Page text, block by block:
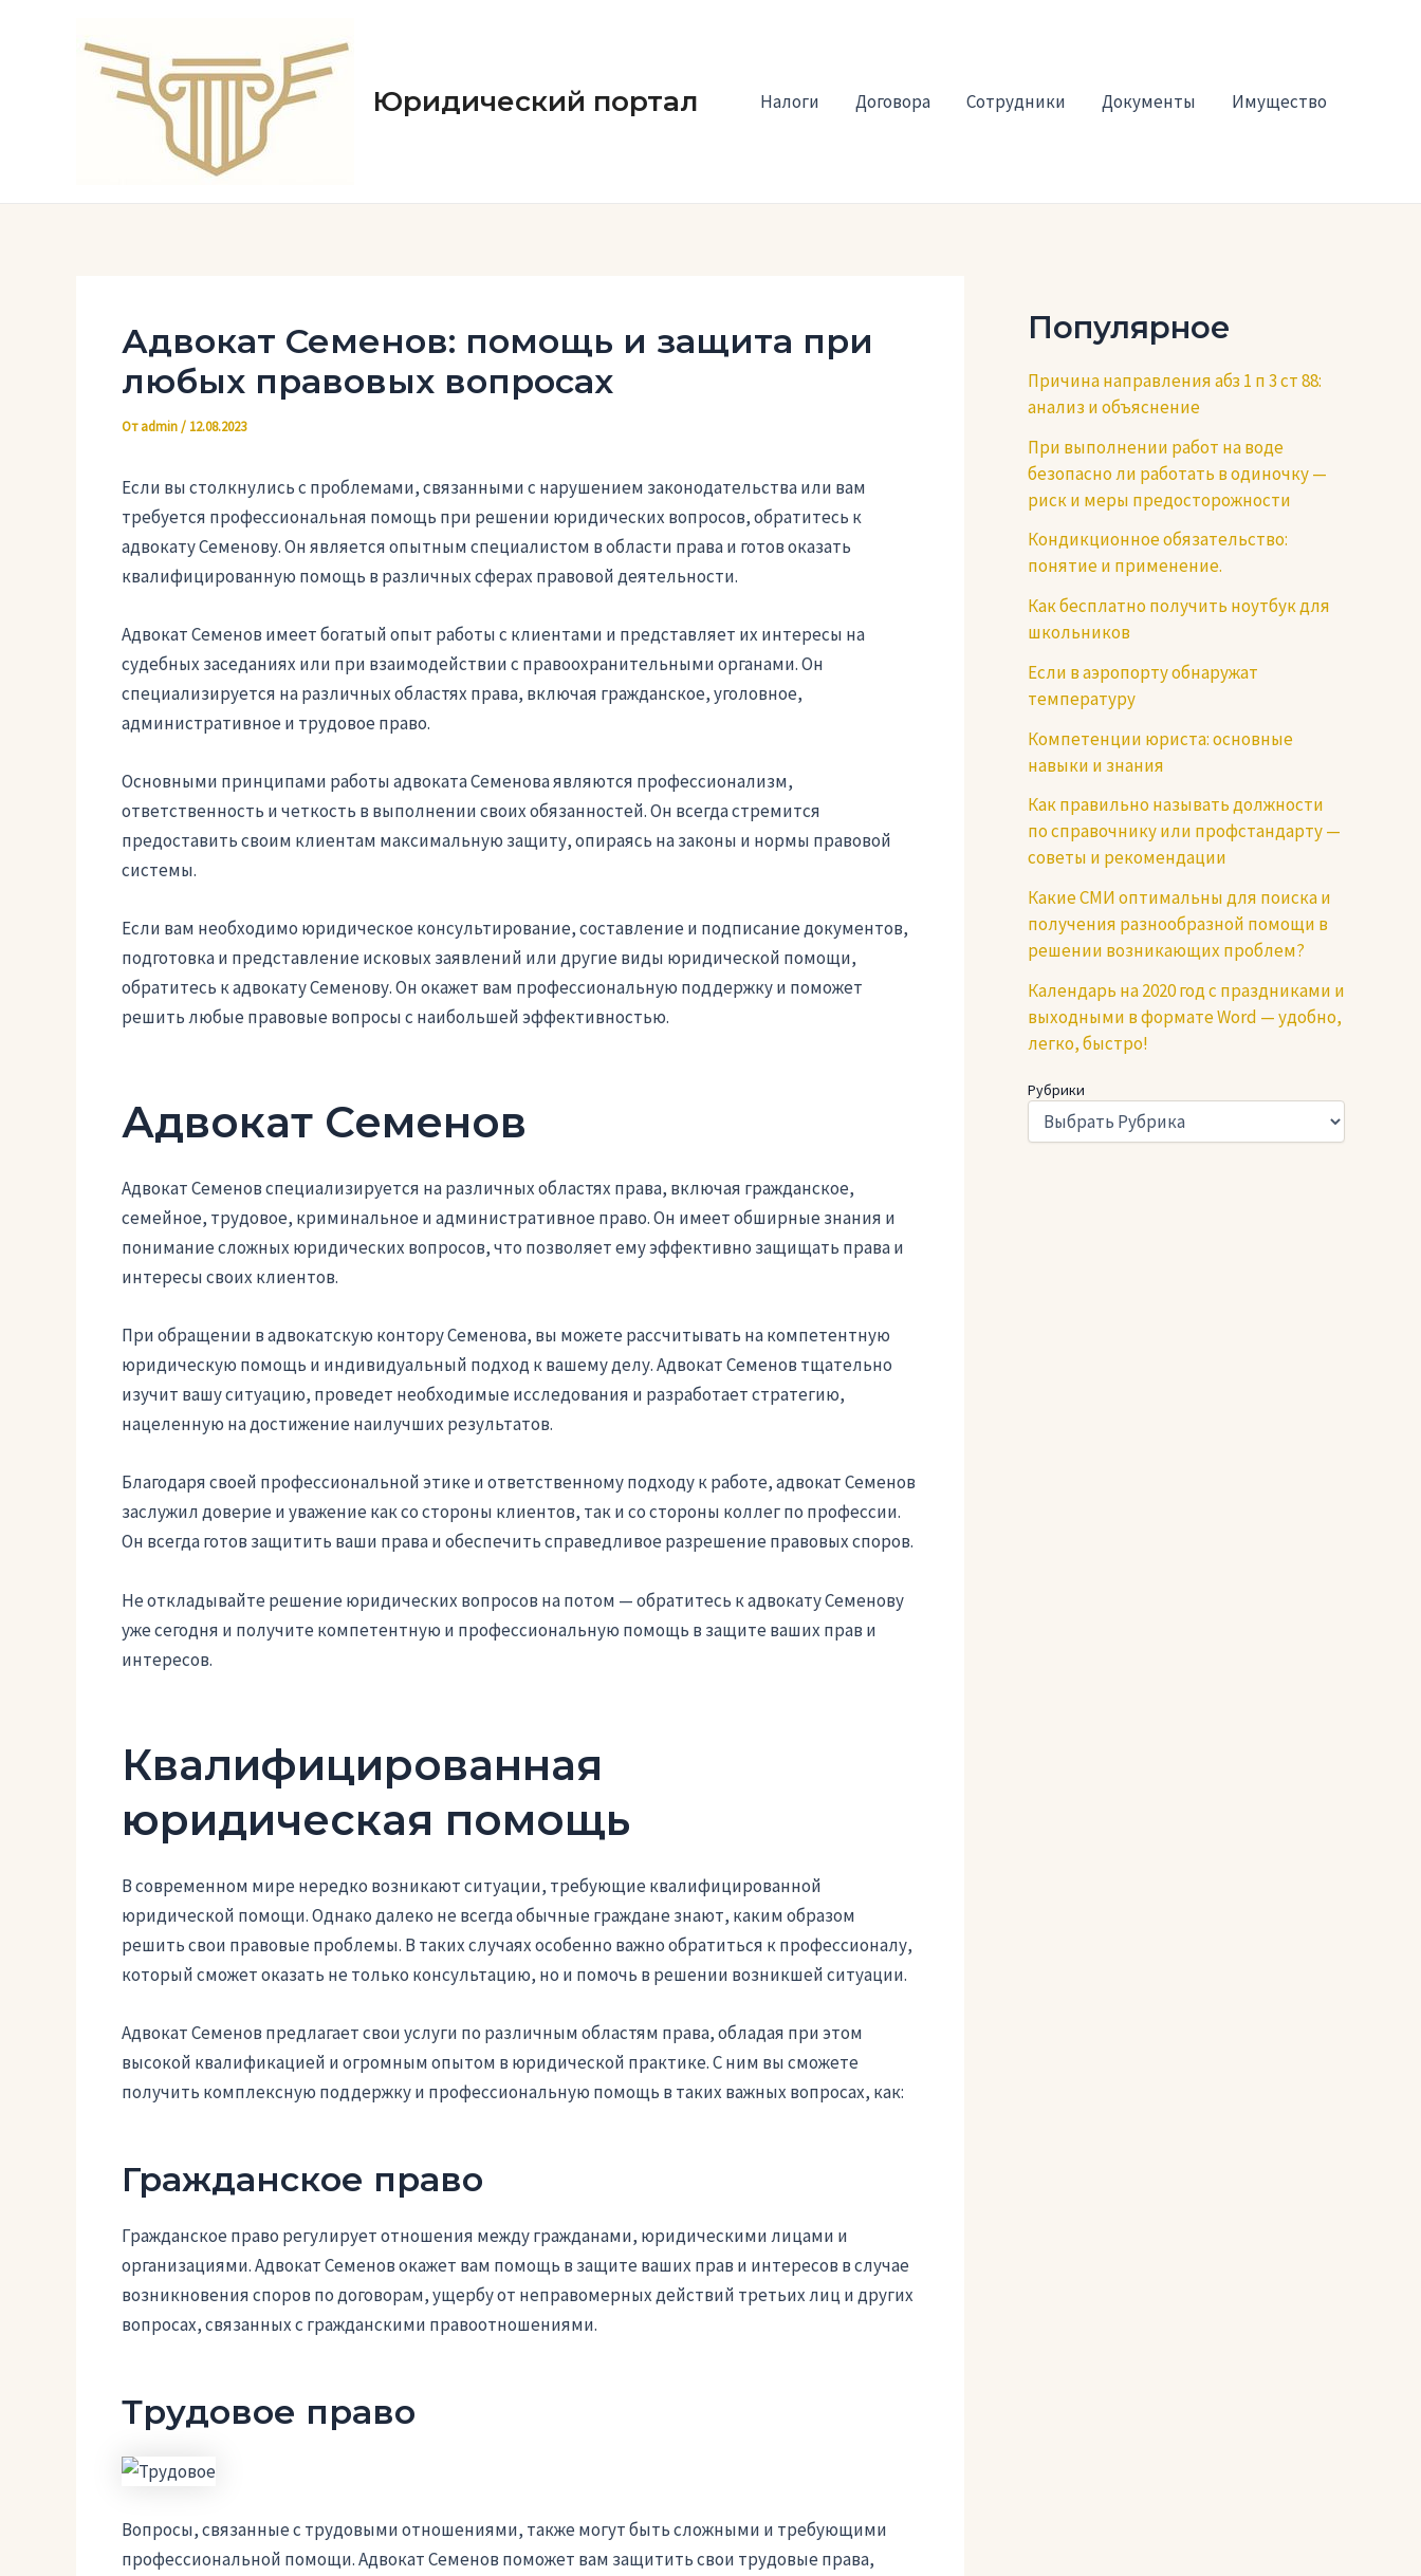
содержимому
Юридический портал Налоги Договора Сотрудники Документы Имущество
Адвокат Семенов: помощь и защита при
любых правовых вопросах
Отadmin/ 12.08.2023
Если вы столкнулись с проблемами, связанными с нарушением законодательства или вам
требуется профессиональная помощь при решении юридических вопросов, обратитесь к
адвокату Семенову. Он является опытным специалистом в области права и готов оказать
квалифицированную помощь в различных сферах правовой деятельности.
Адвокат Семенов имеет богатый опыт работы с клиентами и представляет их интересы на
судебных заседаниях или при взаимодействии с правоохранительными органами. Он
специализируется на различных областях права, включая гражданское, уголовное,
административное и трудовое право.
Основными принципами работы адвоката Семенова являются профессионализм,
ответственность и четкость в выполнении своих обязанностей. Он всегда стремится
предоставить своим клиентам максимальную защиту, опираясь на законы и нормы правовой
системы.
Если вам необходимо юридическое консультирование, составление и подписание документов,
подготовка и представление исковых заявлений или другие виды юридической помощи,
обратитесь к адвокату Семенову. Он окажет вам профессиональную поддержку и поможет
решить любые правовые вопросы с наибольшей эффективностью.
Адвокат Семенов
Адвокат Семенов специализируется на различных областях права, включая гражданское,
семейное, трудовое, криминальное и административное право. Он имеет обширные знания и
понимание сложных юридических вопросов, что позволяет ему эффективно защищать права и
интересы своих клиентов.
При обращении в адвокатскую контору Семенова, вы можете рассчитывать на компетентную
юридическую помощь и индивидуальный подход к вашему делу. Адвокат Семенов тщательно
изучит вашу ситуацию, проведет необходимые исследования и разработает стратегию,
нацеленную на достижение наилучших результатов.
Благодаря своей профессиональной этике и ответственному подходу к работе, адвокат Семенов
заслужил доверие и уважение как со стороны клиентов, так и со стороны коллег по профессии.
Он всегда готов защитить ваши права и обеспечить справедливое разрешение правовых споров.
Не откладывайте решение юридических вопросов на потом — обратитесь к адвокату Семенову
уже сегодня и получите компетентную и профессиональную помощь в защите ваших прав и
интересов.
Квалифицированная
юридическая помощь
В современном мире нередко возникают ситуации, требующие квалифицированной
юридической помощи. Однако далеко не всегда обычные граждане знают, каким образом
решить свои правовые проблемы. В таких случаях особенно важно обратиться к профессионалу,
который сможет оказать не только консультацию, но и помочь в решении возникшей ситуации.
Адвокат Семенов предлагает свои услуги по различным областям права, обладая при этом
высокой квалификацией и огромным опытом в юридической практике. С ним вы сможете
получить комплексную поддержку и профессиональную помощь в таких важных вопросах, как:
Гражданское право
Гражданское право регулирует отношения между гражданами, юридическими лицами и
организациями. Адвокат Семенов окажет вам помощь в защите ваших прав и интересов в случае
возникновения споров по договорам, ущербу от неправомерных действий третьих лиц и других
вопросах, связанных с гражданскими правоотношениями.
Трудовое право
Вопросы, связанные с трудовыми отношениями, также могут быть сложными и требующими
профессиональной помощи. Адвокат Семенов поможет вам защитить свои трудовые права,
Популярное
Причина направления абз 1 п 3 ст 88:
анализ и объяснение
При выполнении работ на воде
безопасно ли работать в одиночку —
риск и меры предосторожности
Кондикционное обязательство:
понятие и применение.
Как бесплатно получить ноутбук для
школьников
Если в аэропорту обнаружат
температуру
Компетенции юриста: основные
навыки и знания
Как правильно называть должности
по справочнику или профстандарту —
советы и рекомендации
Какие СМИ оптимальны для поиска и
получения разнообразной помощи в
решении возникающих проблем?
Календарь на 2020 год с праздниками и
выходными в формате Word — удобно,
легко, быстро!
Рубрики